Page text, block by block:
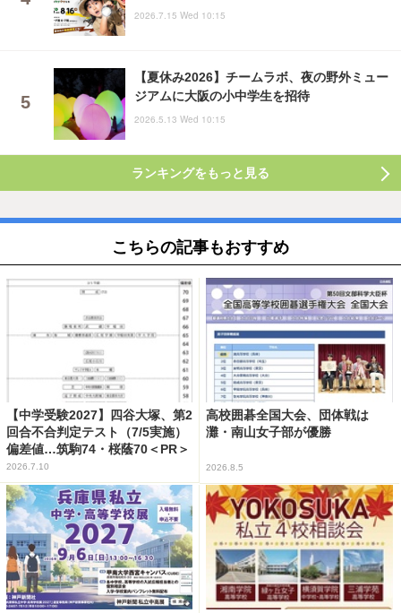
2026.7.15 Wed 10:15
【夏休み2026】チームラボ、夜の野外ミュー
ジアムに大阪の小中学生を招待
2026.5.13 Wed 10:15
ランキングをもっと見る
こちらの記事もおすすめ
【中学受験2027】四谷大塚、第2
回合不合判定テスト（7/5実施）
偏差値…筑駒74・桜蔭70＜PR＞
2026.7.10
高校囲碁全国大会、団体戦は
灘・南山女子部が優勝
2026.8.5